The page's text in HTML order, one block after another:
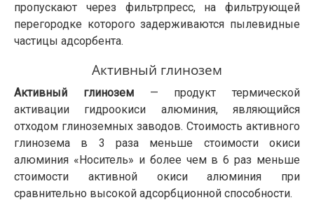
пропускают через фильтрпресс, на фильтрующей
перегородке которого задерживаются пылевидные
частицы адсорбента.
Активный глинозем
Активный глинозем— продукт термической
активации гидроокиси алюминия, являющийся
отходом глиноземных заводов. Стоимость активного
глинозема в 3 раза меньше стоимости окиси
алюминия «Носитель» и более чем в 6 раз меньше
стоимости активной окиси алюминия при
сравнительно высокой адсорбционной способности.